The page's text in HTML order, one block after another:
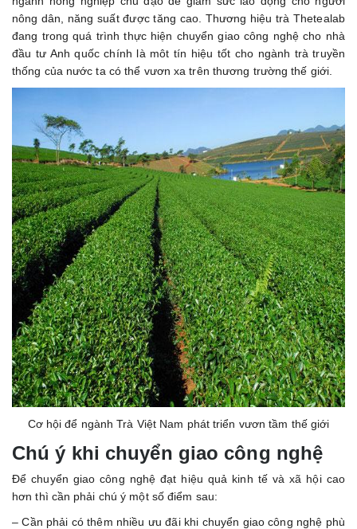
nông dân, năng suất được tăng cao. Thương hiệu trà Thetealab
đang trong quá trình thực hiện chuyển giao công nghệ cho nhà
đầu tư Anh quốc chính là môt tín hiệu tốt cho ngành trà truyền
thống của nước ta có thể vươn xa trên thương trường thế giới.
Cơ hội để ngành Trà Việt Nam phát triển vươn tầm thế giới
Chú ý khi chuyển giao công nghệ
Để chuyển giao công nghệ đạt hiệu quả kinh tế và xã hội cao
hơn thì cần phải chú ý một số điểm sau:
– Cần phải có thêm nhiều ưu đãi khi chuyển giao công nghệ phù